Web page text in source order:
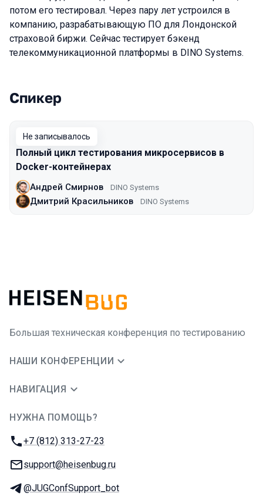
потом его тестировал. Через пару лет устроился в
компанию, разрабатывающую ПО для Лондонской
страховой биржи. Сейчас тестирует бэкенд
телекоммуникационной платформы в DINO Systems.
Выступления в сезоне 2016 Moscow
Спикер
Не записывалось
Полный цикл тестирования микросервисов в
Docker-контейнерах
Андрей Смирнов DINO Systems
Дмитрий Красильников DINO Systems
Большая техническая конференция по тестированию
НАШИ КОНФЕРЕНЦИИ
НАВИГАЦИЯ
НУЖНА ПОМОЩЬ?
Телефон:
+7 (812) 313-27-23
E-mail:
support@heisenbug.ru
Телеграм:
@JUGConfSupport_bot